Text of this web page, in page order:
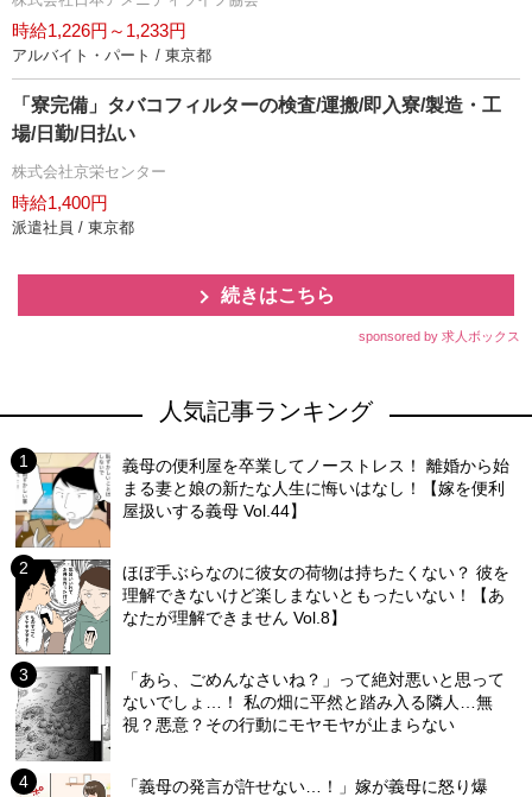
時給1,226円～1,233円
アルバイト・パート / 東京都
「寮完備」タバコフィルターの検査/運搬/即入寮/製造・工
場/日勤/日払い
株式会社京栄センター
時給1,400円
派遣社員 / 東京都
続きはこちら
sponsored by 求人ボックス
人気記事ランキング
義母の便利屋を卒業してノーストレス！ 離婚から始
まる妻と娘の新たな人生に悔いはなし！【嫁を便利
屋扱いする義母 Vol.44】
ほぼ手ぶらなのに彼女の荷物は持ちたくない？ 彼を
理解できないけど楽しまないともったいない！【あ
なたが理解できません Vol.8】
「あら、ごめんなさいね？」って絶対悪いと思って
ないでしょ…！ 私の畑に平然と踏み入る隣人…無
視？悪意？その行動にモヤモヤが止まらない
「義母の発言が許せない…！」嫁が義母に怒り爆